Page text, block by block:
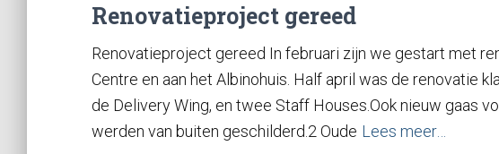
Renovatieproject gereed
Renovatieproject gereed In februari zijn we gestart met
Centre en aan het Albinohuis. Half april was de renovatie
de Delivery Wing, en twee Staff Houses.Ook nieuw gaas
werden van buiten geschilderd.2 Oude Lees meer…